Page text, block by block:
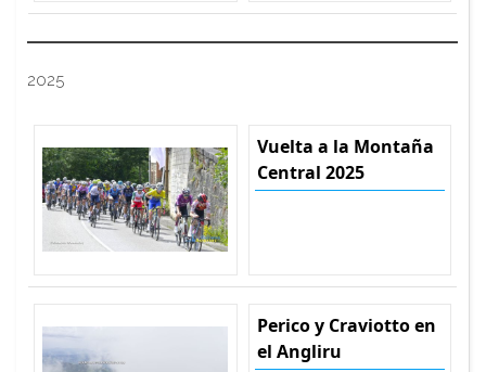
2025
Vuelta a la Montaña
Central 2025
Perico y Craviotto en
el Angliru